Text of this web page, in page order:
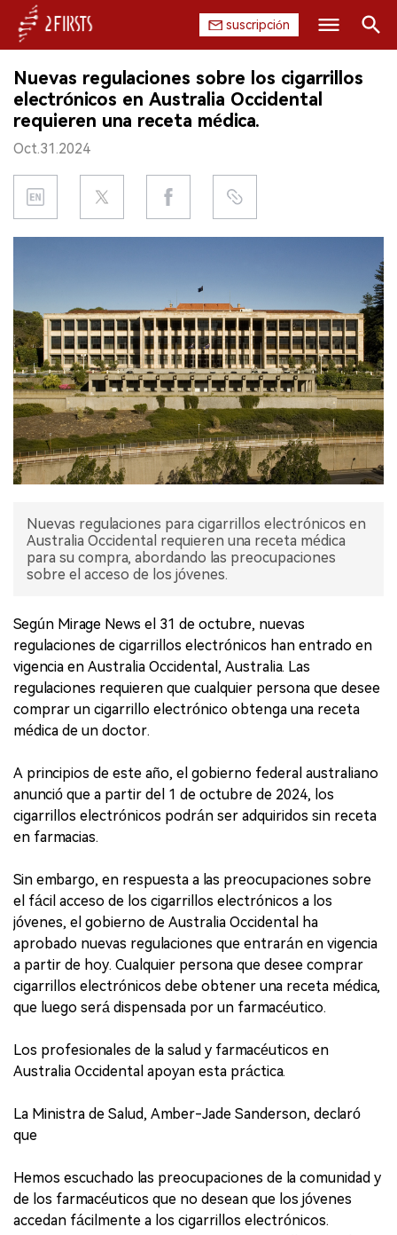
suscripción
INICIO
EMPRESA
PRODUCTO
REGULACIÓN
EXPOSICIÓN
ENTREVISTA
Buscar
Nuevas regulaciones sobre los cigarrillos
electrónicos en Australia Occidental
requieren una receta médica.
Oct.31.2024
Nuevas regulaciones para cigarrillos electrónicos en
Australia Occidental requieren una receta médica
para su compra, abordando las preocupaciones
sobre el acceso de los jóvenes.
Según Mirage News el 31 de octubre, nuevas
regulaciones de cigarrillos electrónicos han entrado en
vigencia en Australia Occidental, Australia. Las
regulaciones requieren que cualquier persona que desee
comprar un cigarrillo electrónico obtenga una receta
médica de un doctor.
A principios de este año, el gobierno federal australiano
anunció que a partir del 1 de octubre de 2024, los
cigarrillos electrónicos podrán ser adquiridos sin receta
en farmacias.
Sin embargo, en respuesta a las preocupaciones sobre
el fácil acceso de los cigarrillos electrónicos a los
jóvenes, el gobierno de Australia Occidental ha
aprobado nuevas regulaciones que entrarán en vigencia
a partir de hoy. Cualquier persona que desee comprar
cigarrillos electrónicos debe obtener una receta médica,
que luego será dispensada por un farmacéutico.
Los profesionales de la salud y farmacéuticos en
Australia Occidental apoyan esta práctica.
La Ministra de Salud, Amber-Jade Sanderson, declaró
que
Hemos escuchado las preocupaciones de la comunidad y
de los farmacéuticos que no desean que los jóvenes
accedan fácilmente a los cigarrillos electrónicos.